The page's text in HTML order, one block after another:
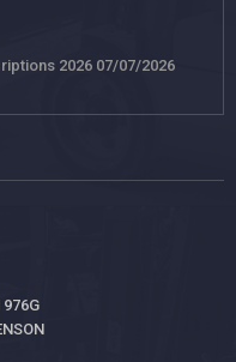
2026 07/07/2026
976G